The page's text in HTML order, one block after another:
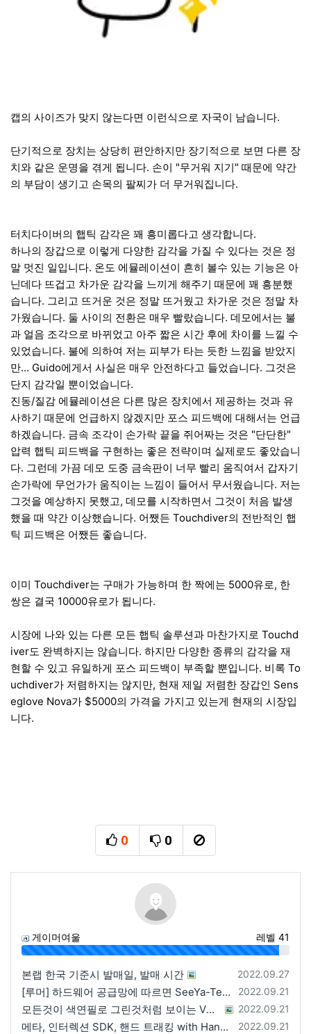
캡의 사이즈가 맞지 않는다면 이런식으로 자국이 남습니다.
단기적으로 장치는 상당히 편안하지만 장기적으로 보면 다른 장
치와 같은 운명을 겪게 됩니다. 손이 "무거워 지기" 때문에 약간
의 부담이 생기고 손목의 팔찌가 더 무거워집니다.
터치다이버의 햅틱 감각은 꽤 흥미롭다고 생각합니다.
하나의 장갑으로 이렇게 다양한 감각을 가질 수 있다는 것은 정
말 멋진 일입니다. 온도 에뮬레이션이 흔히 볼수 있는 기능은 아
닌데다 뜨겁고 차가운 감각을 느끼게 해주기 때문에 꽤 흥분했
습니다. 그리고 뜨거운 것은 정말 뜨거웠고 차가운 것은 정말 차
가웠습니다. 둘 사이의 전환은 매우 빨랐습니다. 데모에서는 불
과 얼음 조각으로 바뀌었고 아주 짧은 시간 후에 차이를 느낄 수
있었습니다. 불에 의하여 저는 피부가 타는 듯한 느낌을 받았지
만… Guido에게서 사실은 매우 안전하다고 들었습니다. 그것은
단지 감각일 뿐이었습니다.
진동/질감 에뮬레이션은 다른 많은 장치에서 제공하는 것과 유
사하기 때문에 언급하지 않겠지만 포스 피드백에 대해서는 언급
하겠습니다. 금속 조각이 손가락 끝을 쥐어짜는 것은 "단단한"
압력 햅틱 피드백을 구현하는 좋은 전략이며 실제로도 좋았습니
다. 그런데 가끔 데모 도중 금속판이 너무 빨리 움직여서 갑자기
손가락에 무언가가 움직이는 느낌이 들어서 무서웠습니다. 저는
그것을 예상하지 못했고, 데모를 시작하면서 그것이 처음 발생
했을 때 약간 이상했습니다. 어쨌든 Touchdiver의 전반적인 햅
틱 피드백은 어쨌든 좋습니다.
이미 Touchdiver는 구매가 가능하며 한 짝에는 5000유로, 한
쌍은 결국 10000유로가 됩니다.
시장에 나와 있는 다른 모든 햅틱 솔루션과 마찬가지로 Touchd
iver도 완벽하지는 않습니다. 하지만 다양한 종류의 감각을 재
현할 수 있고 유일하게 포스 피드백이 부족할 뿐입니다. 비록 To
uchdiver가 저렴하지는 않지만, 현재 제일 저렴한 장갑인 Sens
eglove Nova가 $5000의 가격을 가지고 있는게 현재의 시장입
니다.
0
추천
0
비추천신고
게이머여울 레벨 41
96%
등록일
2022.09.27
본랩 한국 기준시 발매일, 발매 시간
등록일
2022.09.21
[루머] 하드웨어 공급망에 따르면 SeeYa-Tech가 Apple에 여러 번 uOLED 샘플을 보냄
등록일
2022.09.21
모든것이 색연필로 그린것처럼 보이는 VRChat 월드
등록일
2022.09.21
메타, 인터렉션 SDK, 핸드 트래킹 with Hands 2.1에 대한 강연 예정